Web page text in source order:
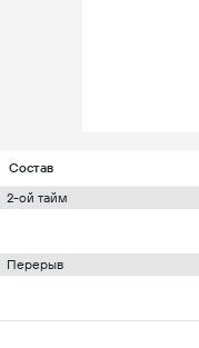
Состав
2-ой тайм
Перерыв